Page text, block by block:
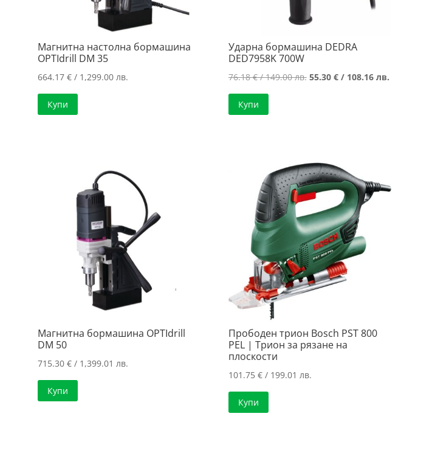
Магнитна настолна бормашина
OPTIdrill DM 35
664.17 €/ 1,299.00 лв.
Купи
Ударна бормашина DEDRA
DED7958K 700W
76.18€/ 149.00 лв. Original
55.30 €/ 108.16 лв.Текущата
Купи
Магнитна бормашина OPTIdrill
DM 50
715.30 €/ 1,399.01 лв.
Купи
Прободен трион Bosch PST 800
PEL | Трион за рязане на
плоскости
101.75 €/ 199.01 лв.
Купи